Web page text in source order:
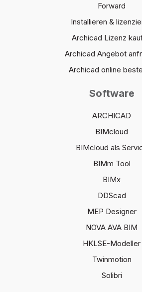
Forward
Installieren &
Archicad Lizenz
Archicad Angebot
Archicad online
Software
ARCHICAD
BIMcloud
BIMcloud als
BIMm Tool
BIMx
DDScad
MEP Designer
NOVA AVA BIM
HKLSE-Modeller
Twinmotion
Solibri